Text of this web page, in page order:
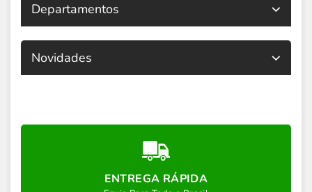
Departamentos
Novidades
ENTREGA RÁPIDA